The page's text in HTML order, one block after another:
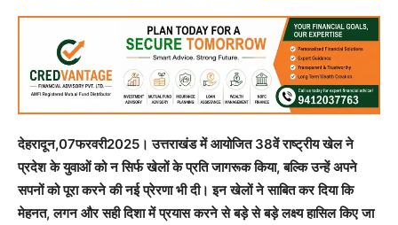
देहरादून,07फरवरी2025। उत्तराखंड में आयोजित 38वें राष्ट्रीय खेल ने
प्रदेश के युवाओं को न सिर्फ खेलों के प्रति जागरूक किया, बल्कि उन्हें अपने
सपनों को पूरा करने की नई प्रेरणा भी दी। इन खेलों ने साबित कर दिया कि
मेहनत, लगन और सही दिशा में प्रयास करने से बड़े से बड़े लक्ष्य हासिल किए जा